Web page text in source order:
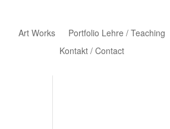
Art Works
Portfolio Lehre / Teaching
Kontakt / Contact